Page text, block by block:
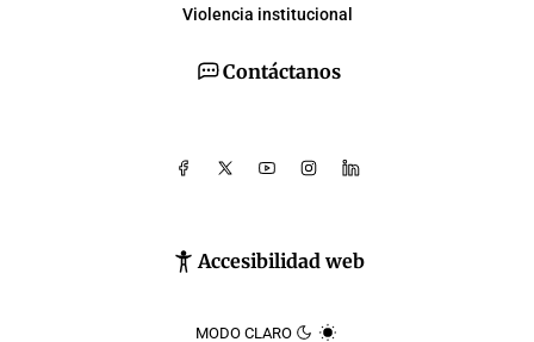
Contáctanos
Accesibilidad web
MODO CLARO
Violencia institucional